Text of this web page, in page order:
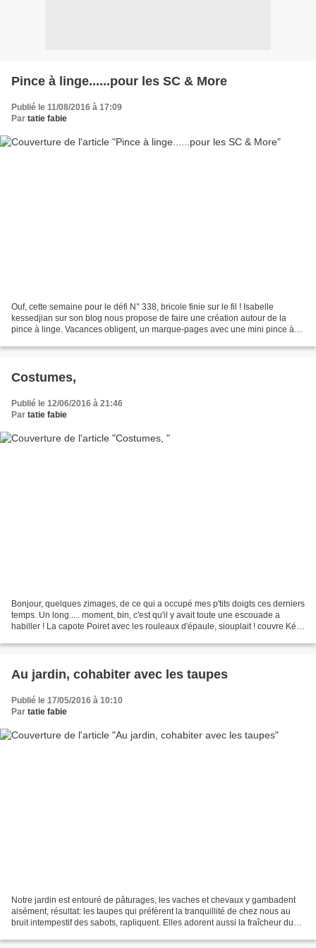
Pince à linge......pour les SC & More
Publié le 11/08/2016 à 17:09
Par tatie fabie
Ouf, cette semaine pour le défi N° 338, bricole finie sur le fil ! Isabelle
kessedjian sur son blog nous propose de faire une création autour de la
pince à linge. Vacances obligent, un marque-pages avec une mini pince à
Costumes,
Publié le 12/06/2016 à 21:46
Par tatie fabie
Bonjour, quelques zimages, de ce qui a occupé mes p'tits doigts ces derniers
temps. Un long..... moment, bin, c'est qu'il y avait toute une escouade a
habiller ! La capote Poiret avec les rouleaux d'épaule, siouplait ! couvre Képi
Au jardin, cohabiter avec les taupes
Publié le 17/05/2016 à 10:10
Par tatie fabie
Notre jardin est entouré de pâturages, les vaches et chevaux y gambadent
aisément, résultat: les taupes qui préfèrent la tranquillité de chez nous au
bruit intempestif des sabots, rapliquent. Elles adorent aussi la fraîcheur du